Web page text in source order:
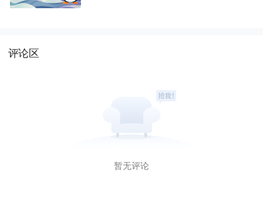
评论区
暂无评论